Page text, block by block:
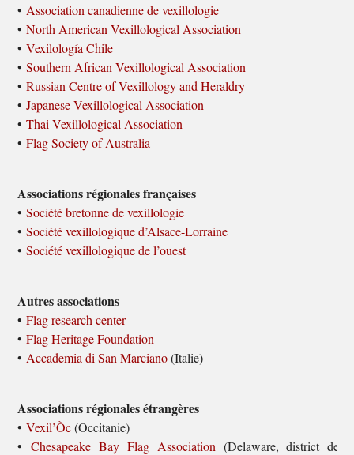
• Association canadienne de vexillologie
•North American Vexillological Association
•Vexilología Chile
•Southern African Vexillological Association
•Russian Centre of Vexillology and Heraldry
•Japanese Vexillological Association
•Thai Vexillological Association
•Flag Society of Australia
Associations régionales françaises
•Société bretonne de vexillologie
•Société vexillologique d’Alsace-Lorraine
•Société vexillologique de l’ouest
Autres associations
•Flag research center
•Flag Heritage Foundation
• Accademia di San Marciano(Italie)
Associations régionales étrangères
•Vexil’Òc(Occitanie)
•Chesapeake Bay Flag Association (Delaware, district de